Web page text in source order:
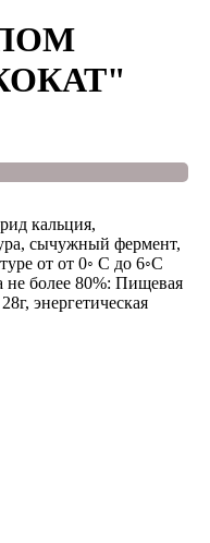
кальция,
сычужный фермент,
от от 0◦ C до 6◦C
не более 80%: Пищевая
энергетическая